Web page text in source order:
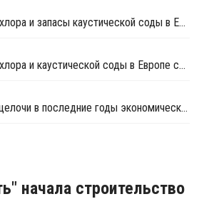
Объем производства хлора и запасы каустической соды в Европе снизились в мае
Объем производства хлора и каустической соды в Европе снизились в марте
Мировой рынок хлорщелочи в последние годы экономического спада претерпел значительные изменения
начала строительство